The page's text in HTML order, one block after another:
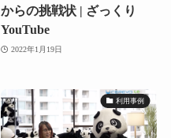
からの挑戦状 | ざっくり
YouTube
2022年1月19日
利用事例